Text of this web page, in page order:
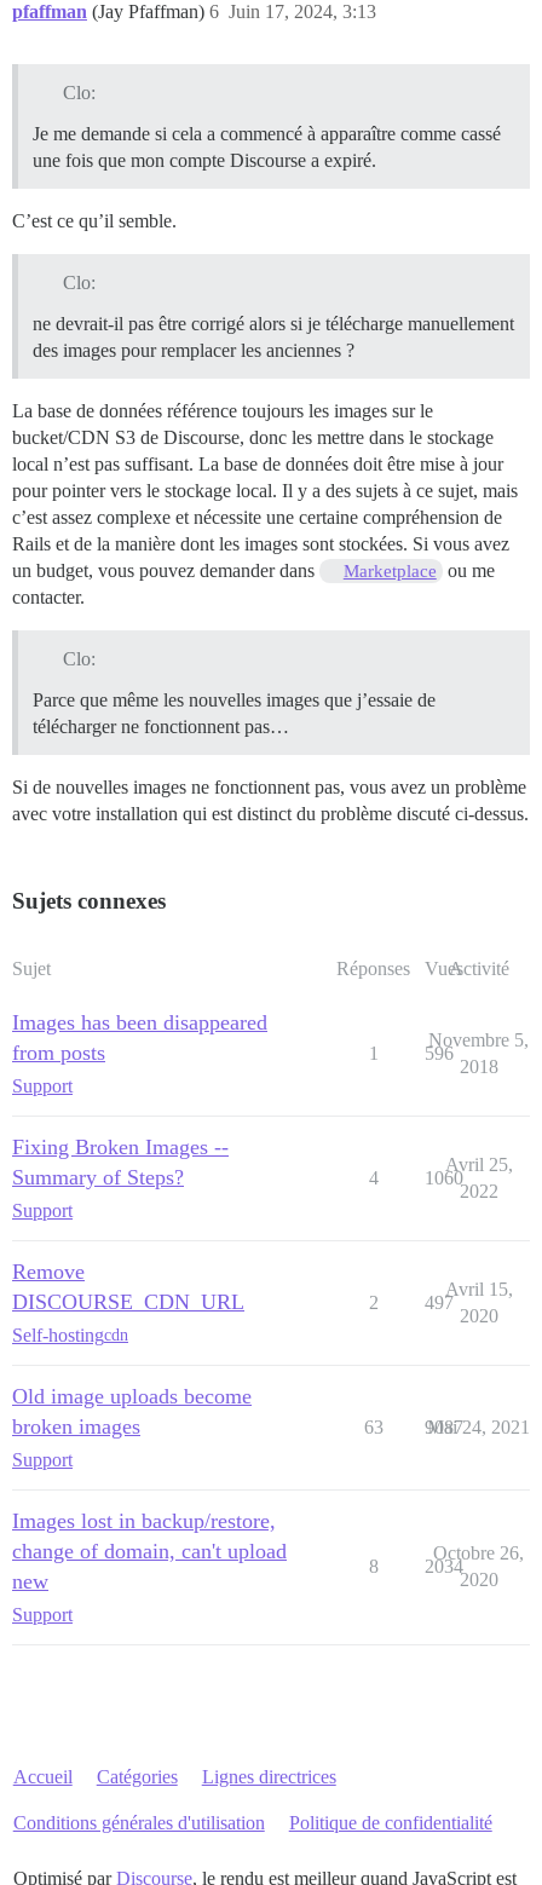
pfaffman (Jay Pfaffman) Juin 17, 2024, 3:13
6
Clo:
Je me demande si cela a commencé à apparaître comme cassé
une fois que mon compte Discourse a expiré.
C’est ce qu’il semble.
Clo:
ne devrait-il pas être corrigé alors si je télécharge manuellement
des images pour remplacer les anciennes ?
La base de données référence toujours les images sur le
bucket/CDN S3 de Discourse, donc les mettre dans le stockage
local n’est pas suffisant. La base de données doit être mise à jour
pour pointer vers le stockage local. Il y a des sujets à ce sujet, mais
c’est assez complexe et nécessite une certaine compréhension de
Rails et de la manière dont les images sont stockées. Si vous avez
un budget, vous pouvez demander dans
Marketplace
ou me
contacter.
Clo:
Parce que même les nouvelles images que j’essaie de
télécharger ne fonctionnent pas…
Si de nouvelles images ne fonctionnent pas, vous avez un problème
avec votre installation qui est distinct du problème discuté ci-dessus.
Sujets connexes
Sujet Réponses VuesActivité
Images has been disappeared
from posts
Support
1 596
Novembre 5,
2018
Fixing Broken Images --
Summary of Steps?
Support
4 1060
Avril 25,
2022
Remove
DISCOURSE_CDN_URL
Self-hostingcdn
2 497
Avril 15,
2020
Old image uploads become
broken images
Support
63 9087
Mai 24, 2021
Images lost in backup/restore,
change of domain, can't upload
new
Support
8 2034
Octobre 26,
2020
Accueil Catégories Lignes directrices
Conditions générales d'utilisation Politique de confidentialité
Optimisé parDiscourse, le rendu est meilleur quand JavaScript est